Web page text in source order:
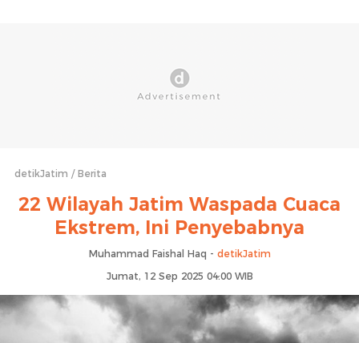
detikJatim Berita
22 Wilayah Jatim Waspada Cuaca
Ekstrem, Ini Penyebabnya
Muhammad Faishal Haq - detikJatim
Jumat, 12 Sep 2025 04:00 WIB